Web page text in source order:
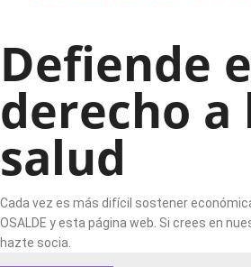
Defiende
derecho a
salud
Cada vez es más difícil sostener
OSALDE y esta página web. Si crees en
hazte socia.